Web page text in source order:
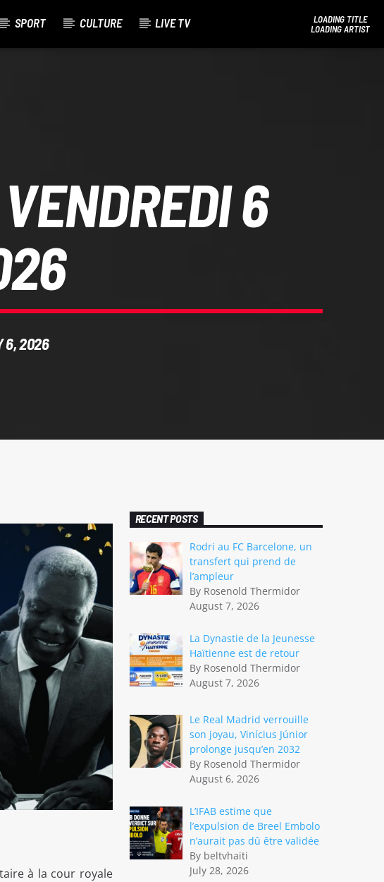
SPORT CULTURE LIVE TV
LOADING TITLE
LOADING ARTIST
6
6, 2026
à la cour royale
RECENT POSTS
Rodri au FC Barcelone, un
transfert qui prend de
l’ampleur
By Rosenold Thermidor
August 7, 2026
La Dynastie de la Jeunesse
Haïtienne est de retour
By Rosenold Thermidor
August 7, 2026
Le Real Madrid verrouille
son joyau, Vinícius Júnior
prolonge jusqu’en 2032
By Rosenold Thermidor
August 6, 2026
L’IFAB estime que
l’expulsion de Breel Embolo
n’aurait pas dû être validée
By beltvhaiti
July 28, 2026